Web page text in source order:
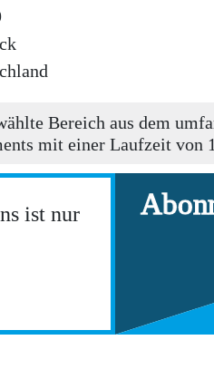
Bereich aus dem
mit einer Laufzeit von
ist nur